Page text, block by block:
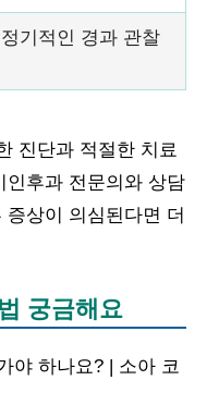
기적인 경과 관찰
진단과 적절한 치료
후과 전문의와 상담
상이 의심된다면 더
궁금해요
야 하나요? | 소아 코